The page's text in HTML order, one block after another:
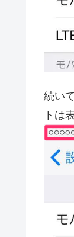
続い
トは